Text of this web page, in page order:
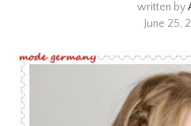
written by
June 25,